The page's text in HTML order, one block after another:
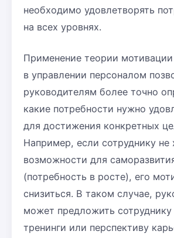
необходимо удовлетворять
на всех уровнях.
Применение теории
в управлении персоналом
руководителям более точно
какие потребности нужно
для достижения конкретных
Например, если сотруднику не
возможности для
(потребность в росте), его
снизиться. В таком случае,
может предложить
тренинги или перспективу